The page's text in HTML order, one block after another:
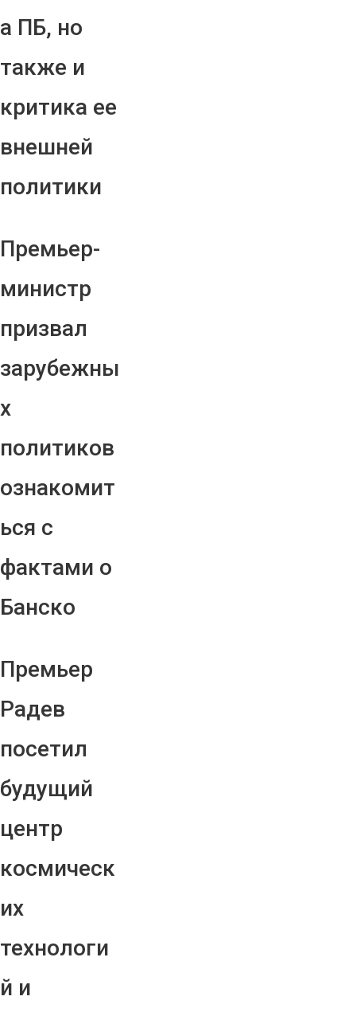
а ПБ, но
также и
критика ее
внешней
политики
Премьер-
министр
призвал
зарубежны
х
политиков
ознакомит
ься с
фактами о
Банско
Премьер
Радев
посетил
будущий
центр
космическ
их
технологи
й и